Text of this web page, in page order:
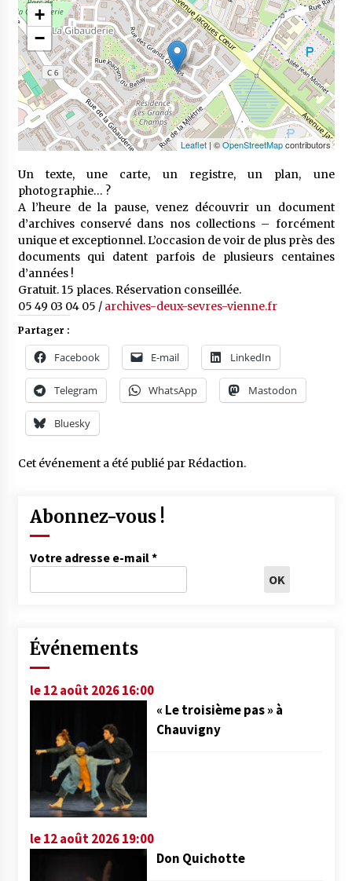
+
−
Leaflet| ©OpenStreetMapcontributors
Un texte, une carte, un registre, un plan, une
photographie… ?
A l’heure de la pause, venez découvrir un document
d’archives conservé dans nos collections – forcément
unique et exceptionnel. L’occasion de voir de plus près des
documents qui datent parfois de plusieurs centaines
d’années !
Gratuit. 15 places. Réservation conseillée.
05 49 03 04 05 / archives-deux-sevres-vienne.fr
Partager :
Facebook E-mail LinkedIn
Telegram WhatsApp Mastodon
Bluesky
Cet événement a été publié parRédaction.
Abonnez-vous !
Votre adresse e-mail*
Événements
le 12 août 2026 16:00
« Le troisième pas » à
Chauvigny
le 12 août 2026 19:00
Don Quichotte